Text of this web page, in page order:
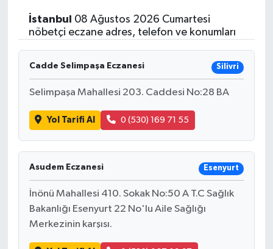
İstanbul
08 Ağustos 2026 Cumartesi
nöbetçi eczane adres, telefon ve konumları
Cadde Selimpaşa Eczanesi Silivri
Selimpaşa Mahallesi 203. Caddesi No:28 BA
Yol Tarifi Al 0 (530) 169 71 55
Asudem Eczanesi Esenyurt
İnönü Mahallesi 410. Sokak No:50 A T.C Sağlık
Bakanlığı Esenyurt 22 No'lu Aile Sağlığı
Merkezinin karşısı.
SPOR
TEKNOLOJİ
YAŞAM